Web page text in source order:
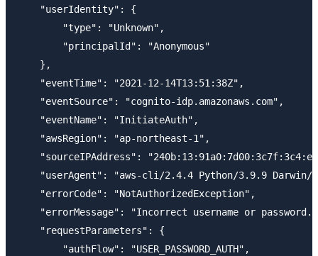
    "userIdentity": {
        "type": "Unknown",
        "principalId": "Anonymous"
    },
    "eventTime": "2021-12-14T13:51:38Z",
    "eventSource": "cognito-idp.amazonaws.com",
    "eventName": "InitiateAuth",
    "awsRegion": "ap-northeast-1",
"sourceIPAddress":
"userAgent": "aws-cli/2.4.4 Python/3.9.9
    "errorCode": "NotAuthorizedException",
"errorMessage": "Incorrect username or
    "requestParameters": {
        "authFlow": "USER_PASSWORD_AUTH",